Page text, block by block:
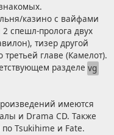
казино с вайфами
спешл-пролога двух
тизер другой
главе (Камелот).
разделе vg
имеются
и Drama CD. Также
Tsukihime и Fate.